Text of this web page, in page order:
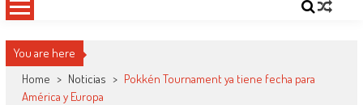
You are here
Home > Noticias > Pokkén Tournament ya tiene fecha para
América y Europa